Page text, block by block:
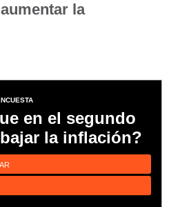
la
en el segundo
la inflación?